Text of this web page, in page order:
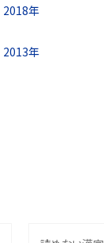
2018年
2013年